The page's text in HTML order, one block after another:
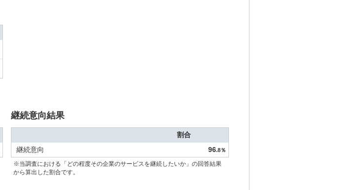
継続意向結果
割合
継続意向
96.8％
※当調査における「どの程度その企業のサービスを継続したいか」の回答結果
から算出した割合です。